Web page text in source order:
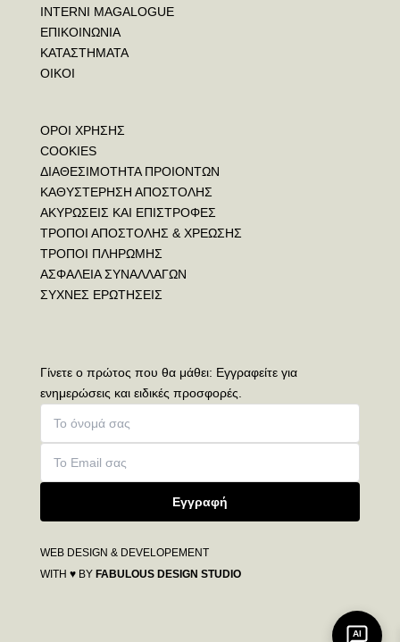
INTERNI MAGALOGUE
ΕΠΙΚΟΙΝΩΝΙΑ
ΚΑΤΑΣΤΗΜΑΤΑ
ΟΙΚΟΙ
ΟΡΟΙ ΧΡΗΣΗΣ
COOKIES
ΔΙΑΘΕΣΙΜΟΤΗΤΑ ΠΡΟΙΟΝΤΩΝ
ΚΑΘΥΣΤΕΡΗΣΗ ΑΠΟΣΤΟΛΗΣ
ΑΚΥΡΩΣΕΙΣ ΚΑΙ ΕΠΙΣΤΡΟΦΕΣ
ΤΡΟΠΟΙ ΑΠΟΣΤΟΛΗΣ & ΧΡΕΩΣΗΣ
ΤΡΟΠΟΙ ΠΛΗΡΩΜΗΣ
ΑΣΦΑΛΕΙΑ ΣΥΝΑΛΛΑΓΩΝ
ΣΥΧΝΕΣ ΕΡΩΤΗΣΕΙΣ
Γίνετε ο πρώτος που θα μάθει: Εγγραφείτε για
ενημερώσεις και ειδικές προσφορές.
Εγγραφή
WEB DESIGN & DEVELOPEMENT
WITH ♥ BY FABULOUS DESIGN STUDIO
AI